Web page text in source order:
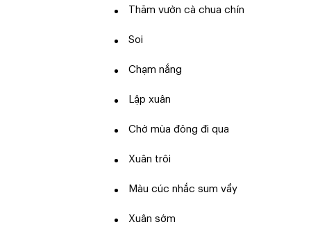
Thăm vườn cà chua chín
Soi
Chạm nắng
Lập xuân
Chờ mùa đông đi qua
Xuân trôi
Màu cúc nhắc sum vầy
Xuân sớm